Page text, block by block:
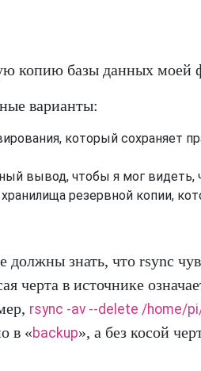
копию базы данных моей
варианты:
который сохраняет
вывод, чтобы я мог видеть,
резервной копии,
должны знать, что rsync
черта в источнике
rsync -av --delete /home/
в «backup», а без косой